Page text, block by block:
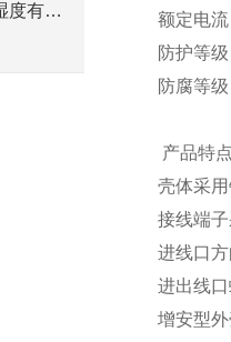
5P格力防爆空调对温度和湿度有什么要求？
额定电
防护等
防腐等
产品特
壳体采
接线端
进线口
进出线
增安型